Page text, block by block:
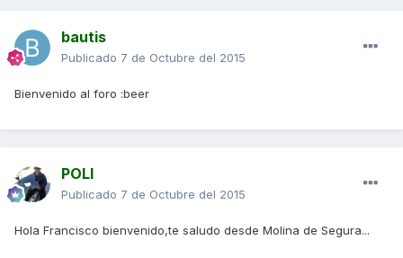
bautis
Publicado 7 de Octubre del 2015
Bienvenido al foro :beer
POLI
Publicado 7 de Octubre del 2015
Hola Francisco bienvenido,te saludo desde Molina de Segura...